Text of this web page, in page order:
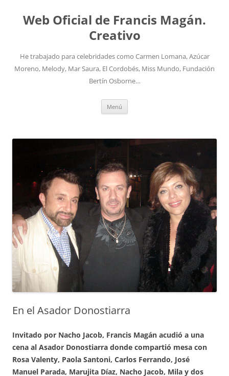
contenido
Web Oficial de Francis Magán.
Creativo
He trabajado para celebridades como Carmen Lomana, Azúcar
Moreno, Melody, Mar Saura, El Cordobés, Miss Mundo, Fundación
Bertín Osborne…
Menú
En el Asador Donostiarra
Invitado por Nacho Jacob, Francis Magán acudió a una
cena al Asador Donostiarra donde compartió mesa con
Rosa Valenty, Paola Santoni, Carlos Ferrando, José
Manuel Parada, Marujita Díaz, Nacho Jacob, Mila y dos